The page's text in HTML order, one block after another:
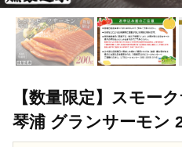
【数量限定】スモー
琴浦 グランサーモン